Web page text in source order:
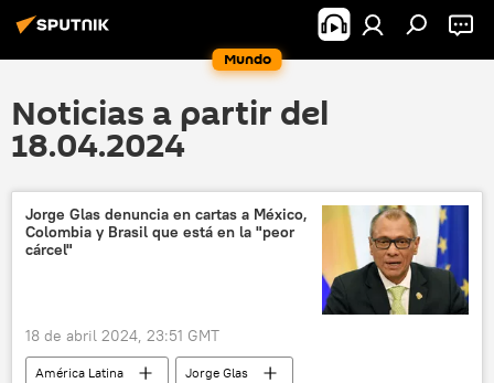
Mundo
Noticias a partir del
18.04.2024
Jorge Glas denuncia en cartas a México,
Colombia y Brasil que está en la "peor
cárcel"
18 de abril 2024, 23:51 GMT
América Latina
Jorge Glas